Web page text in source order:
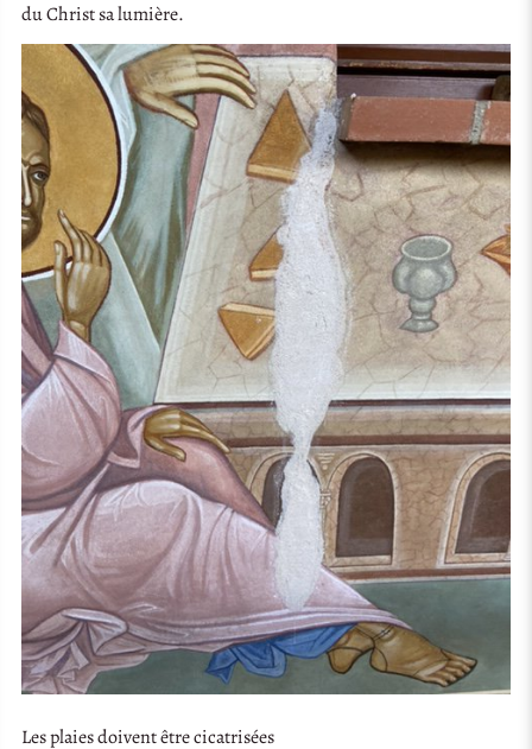
du Christ sa lumière.
Les plaies doivent être cicatrisées